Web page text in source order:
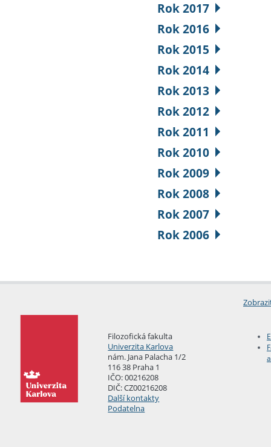
Rok 2017
Rok 2016
Rok 2015
Rok 2014
Rok 2013
Rok 2012
Rok 2011
Rok 2010
Rok 2009
Rok 2008
Rok 2007
Rok 2006
Filozofická fakulta
Univerzita Karlova
nám. Jana Palacha 1/2
116 38 Praha 1
IČO: 00216208
DIČ: CZ00216208
Další kontakty
Podatelna